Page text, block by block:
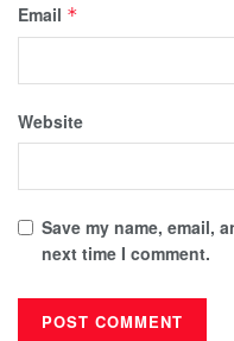
Email *
Website
Save my name, email,
next time I comment.